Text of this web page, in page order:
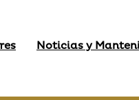
Noticias y